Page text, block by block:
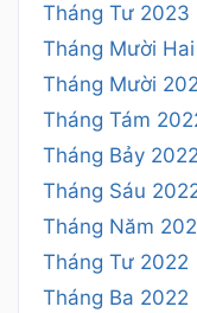
Tháng Tư 2023
Tháng Mười
Tháng Mười
Tháng Tám
Tháng Bảy 2022
Tháng Sáu
Tháng Năm
Tháng Tư 2022
Tháng Ba 2022